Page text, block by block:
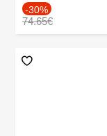
-30%
74.65€